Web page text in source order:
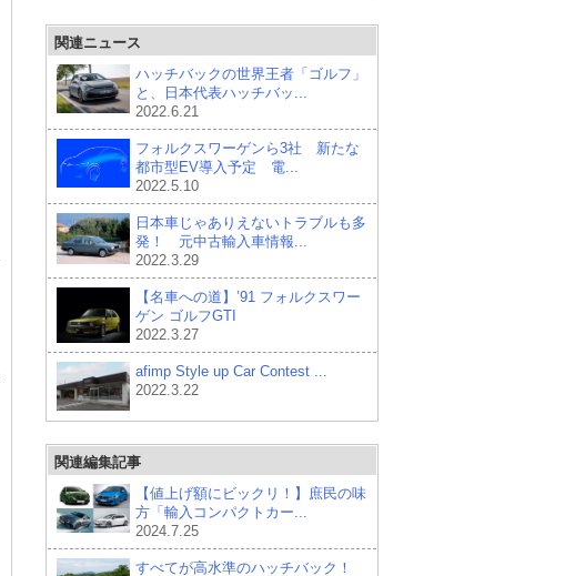
関連ニュース
ハッチバックの世界王者「ゴルフ」
と、日本代表ハッチバッ...
2022.6.21
フォルクスワーゲンら3社 新たな
都市型EV導入予定 電...
2022.5.10
日本車じゃありえないトラブルも多
発！ 元中古輸入車情報...
2022.3.29
【名車への道】’91 フォルクスワー
ゲン ゴルフGTI
2022.3.27
afimp Style up Car Contest ...
2022.3.22
関連編集記事
【値上げ額にビックリ！】庶民の味
方「輸入コンパクトカー...
2024.7.25
すべてが高水準のハッチバック！